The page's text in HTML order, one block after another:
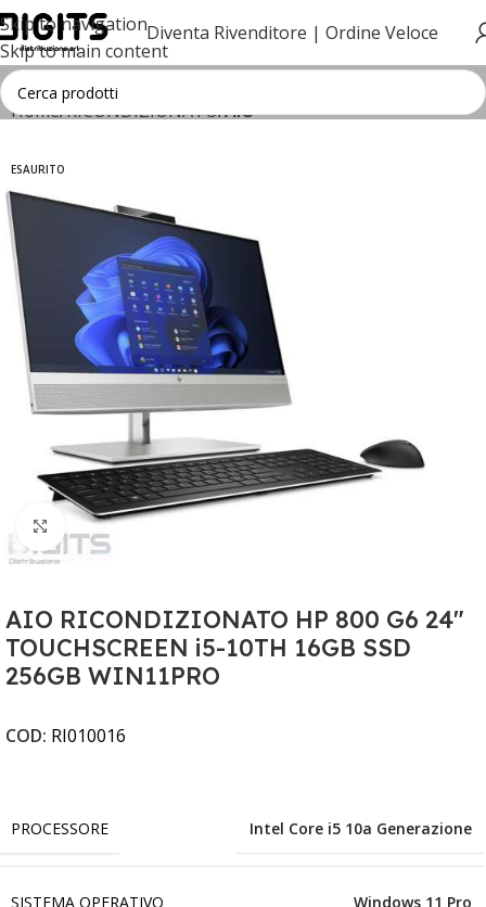
Skip to navigation
Skip to main content
Diventa Rivenditore | Ordine Veloce
Home RICONDIZIONATO AIO
ESAURITO
Clicca per ingrandire
AIO RICONDIZIONATO HP 800 G6 24"
TOUCHSCREEN i5-10TH 16GB SSD
256GB WIN11PRO
COD: RI010016
PROCESSORE Intel Core i5 10a Generazione
SISTEMA OPERATIVO Windows 11 Pro